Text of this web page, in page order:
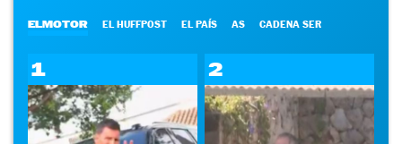
ELMOTOR EL HUFFPOST EL PAÍS AS CADENA SER
1 2